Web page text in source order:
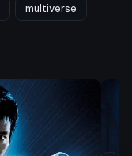
multiverse